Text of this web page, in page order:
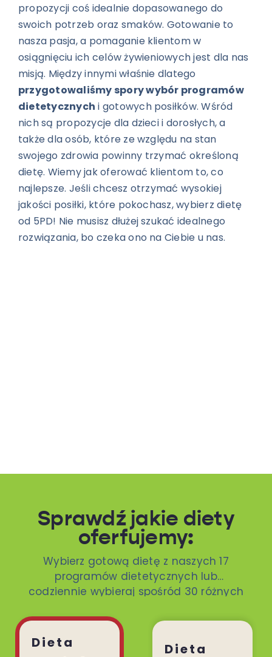
propozycji coś idealnie dopasowanego do
swoich potrzeb oraz smaków. Gotowanie to
nasza pasja, a pomaganie klientom w
osiągnięciu ich celów żywieniowych jest dla nas
misją. Między innymi właśnie dlatego
przygotowaliśmy spory wybór programów
dietetycznych i gotowych posiłków. Wśród
nich są propozycje dla dzieci i dorosłych, a
także dla osób, które ze względu na stan
swojego zdrowia powinny trzymać określoną
dietę. Wiemy jak oferować klientom to, co
najlepsze. Jeśli chcesz otrzymać wysokiej
jakości posiłki, które pokochasz, wybierz dietę
od 5PD! Nie musisz dłużej szukać idealnego
rozwiązania, bo czeka ono na Ciebie u nas.
Sprawdź jakie diety
oferfujemy:
Wybierz gotową dietę z naszych 17
programów dietetycznych lub
codziennie wybieraj spośród 30 różnych
Dieta Dieta